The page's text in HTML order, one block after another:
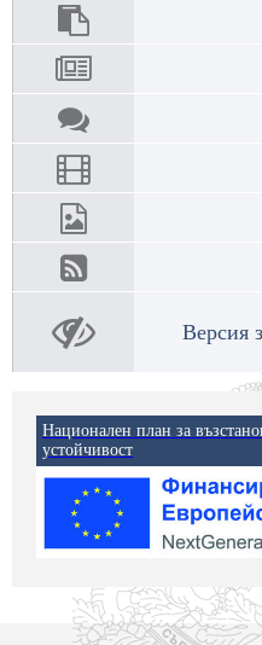
Версия
Национален план за
устойчивост